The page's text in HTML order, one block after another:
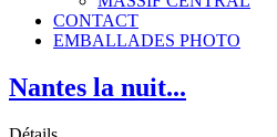
CONTACT
EMBALLADES PHOTO
Nantes la nuit...